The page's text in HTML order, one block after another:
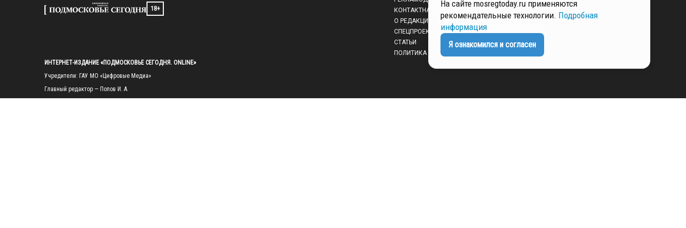
18+
ИНТЕРНЕТ-ИЗДАНИЕ «ПОДМОСКОВЬЕ СЕГОДНЯ. ONLINE»
Учредители: ГАУ МО «Цифровые Медиа»
Главный редактор — Попов И. А.
КОНТАКТНАЯ ИНФОРМАЦИЯ
О РЕДАКЦИИ
СПЕЦПРОЕКТЫ
СТАТЬИ
ПОЛИТИКА КОНФИДЕНЦИАЛЬНОСТИ
На сайте mosregtoday.ru применяются
рекомендательные технологии. Подробная
информация
Я ознакомился и согласен